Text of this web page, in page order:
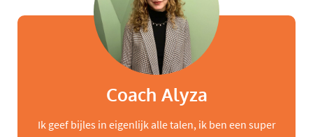
Coach Alyza
Ik geef bijles in eigenlijk alle talen, ik ben een super